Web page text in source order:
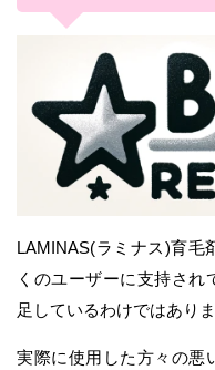
LAMINAS(ラミナス)育毛
くのユーザーに支持さ
足しているわけではありま
実際に使用した方々の悪